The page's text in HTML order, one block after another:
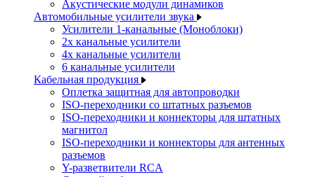
Акустические модули динамиков
Автомобильные усилители звука
Усилители 1-канальные (Моноблоки)
2х канальные усилители
4х канальные усилители
6 канальные усилители
Кабельная продукция
Оплетка защитная для автопроводки
ISO-переходники со штатных разъемов
ISO-переходники и коннекторы для штатных
магнитол
ISO-переходники и коннекторы для антенных
разъемов
Y-разветвители RCA